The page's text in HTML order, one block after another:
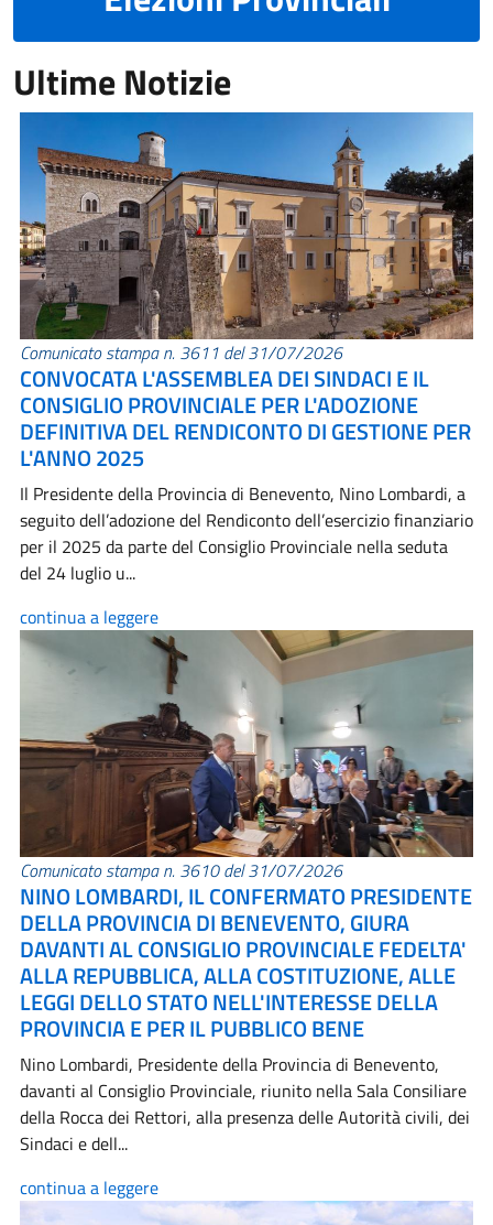
Ultime Notizie
Comunicato stampa n. 3611 del 31/07/2026
CONVOCATA L'ASSEMBLEA DEI SINDACI E IL
CONSIGLIO PROVINCIALE PER L'ADOZIONE
DEFINITIVA DEL RENDICONTO DI GESTIONE PER
L'ANNO 2025
Il Presidente della Provincia di Benevento, Nino Lombardi, a
seguito dell’adozione del Rendiconto dell’esercizio finanziario
per il 2025 da parte del Consiglio Provinciale nella seduta
del 24 luglio u...
continua a leggere
Comunicato stampa n. 3610 del 31/07/2026
NINO LOMBARDI, IL CONFERMATO PRESIDENTE
DELLA PROVINCIA DI BENEVENTO, GIURA
DAVANTI AL CONSIGLIO PROVINCIALE FEDELTA'
ALLA REPUBBLICA, ALLA COSTITUZIONE, ALLE
LEGGI DELLO STATO NELL'INTERESSE DELLA
PROVINCIA E PER IL PUBBLICO BENE
Nino Lombardi, Presidente della Provincia di Benevento,
davanti al Consiglio Provinciale, riunito nella Sala Consiliare
della Rocca dei Rettori, alla presenza delle Autorità civili, dei
Sindaci e dell...
continua a leggere